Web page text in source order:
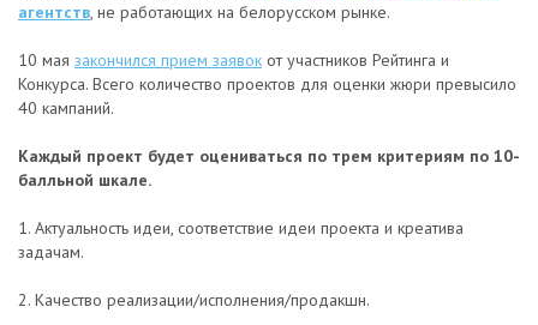
агентств, не работающих на белорусском рынке.
10 мая закончился прием заявок от участников Рейтинга и
Конкурса. Всего количество проектов для оценки жюри превысило
40 кампаний.
Каждый проект будет оцениваться по трем критериям по 10-
балльной шкале.
1. Актуальность идеи, соответствие идеи проекта и креатива
задачам.
2. Качество реализации/исполнения/продакшн.